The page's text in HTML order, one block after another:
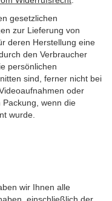
gesetzlichen
zur Lieferung von
deren Herstellung eine
den Verbraucher
persönlichen
sind, ferner nicht bei
oder
wenn die
wurde.
wir Ihnen alle